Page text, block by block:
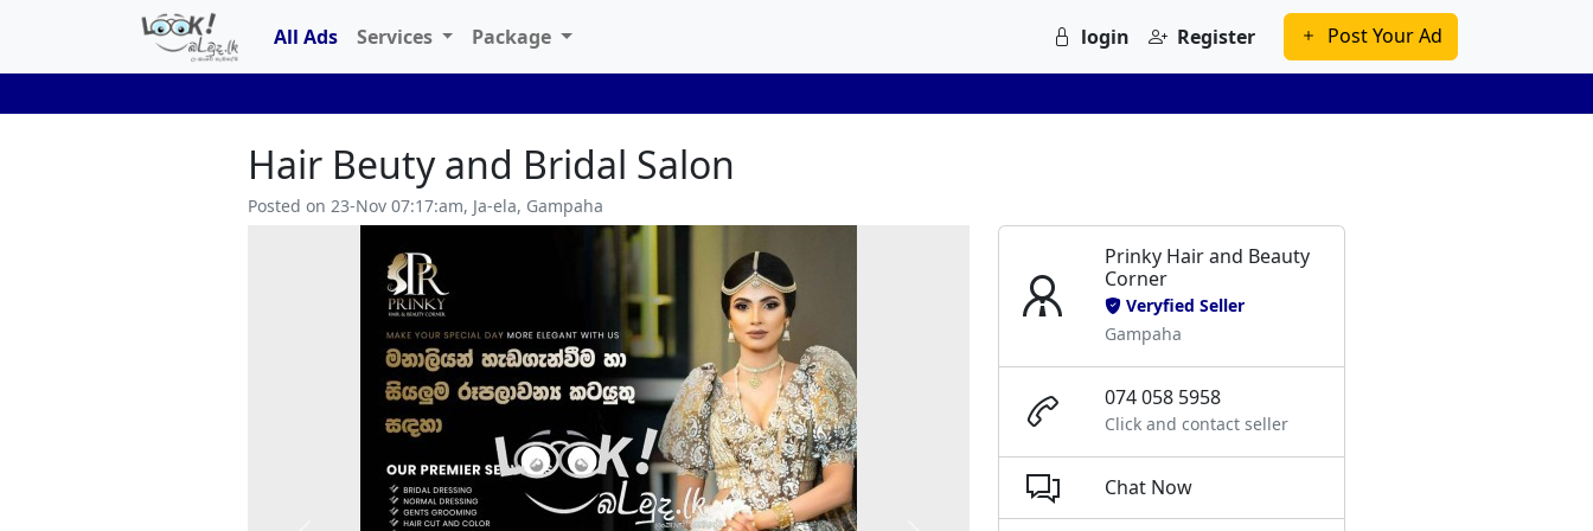
All Ads Services Package login Register Post Your Ad
Hair Beuty and Bridal Salon
Posted on 23-Nov 07:17:am, Ja-ela, Gampaha
Prinky Hair and Beauty
Corner
Veryfied Seller
Gampaha
074 058 5958
Click and contact seller
Chat Now